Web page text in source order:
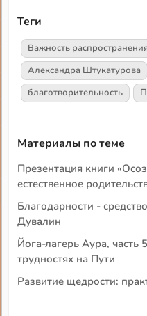
Теги
Важность
Александра Штукатурова
благотворительность
Материалы по теме
Презентация книги
естественное
Благодарности -
Дувалин
Йога-лагерь Аура, часть
трудностях на Пути
Развитие щедрости: